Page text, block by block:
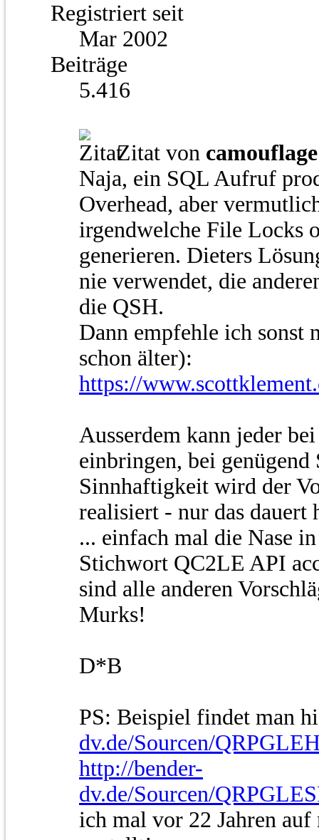
Registriert seit
Mar 2002
Beiträge
5.416
Zitat von camouflage
Naja, ein SQL Aufruf
Overhead, aber
irgendwelche File Locks
generieren. Dieters
nie verwendet, die
die QSH.
Dann empfehle ich sonst
schon älter):
https://
Ausserdem kann jeder
einbringen, bei genügend
Sinnhaftigkeit wird der
realisiert - nur das dauert
... einfach mal die Nase
Stichwort QC2LE API
sind alle anderen
Murks!
D*B
PS: Beispiel findet man
dv.de/Sourcen/
http://bender-
dv.de/Sourcen/
ich mal vor 22 Jahren auf